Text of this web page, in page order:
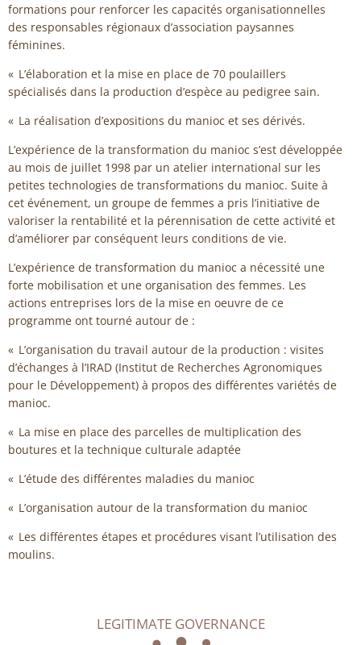
formations pour renforcer les capacités organisationnelles
des responsables régionaux d’association paysannes
féminines.
« L’élaboration et la mise en place de 70 poulaillers
spécialisés dans la production d’espèce au pedigree sain.
« La réalisation d’expositions du manioc et ses dérivés.
L’expérience de la transformation du manioc s’est développée
au mois de juillet 1998 par un atelier international sur les
petites technologies de transformations du manioc. Suite à
cet événement, un groupe de femmes a pris l’initiative de
valoriser la rentabilité et la pérennisation de cette activité et
d’améliorer par conséquent leurs conditions de vie.
L’expérience de transformation du manioc a nécessité une
forte mobilisation et une organisation des femmes. Les
actions entreprises lors de la mise en oeuvre de ce
programme ont tourné autour de :
« L’organisation du travail autour de la production : visites
d’échanges à l’IRAD (Institut de Recherches Agronomiques
pour le Développement) à propos des différentes variétés de
manioc.
« La mise en place des parcelles de multiplication des
boutures et la technique culturale adaptée
« L’étude des différentes maladies du manioc
« L’organisation autour de la transformation du manioc
« Les différentes étapes et procédures visant l’utilisation des
moulins.
LEGITIMATE GOVERNANCE